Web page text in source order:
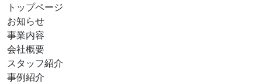
トップページ
お知らせ
事業内容
会社概要
スタッフ紹介
事例紹介